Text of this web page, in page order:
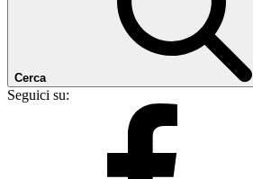
Cerca
Seguici su: